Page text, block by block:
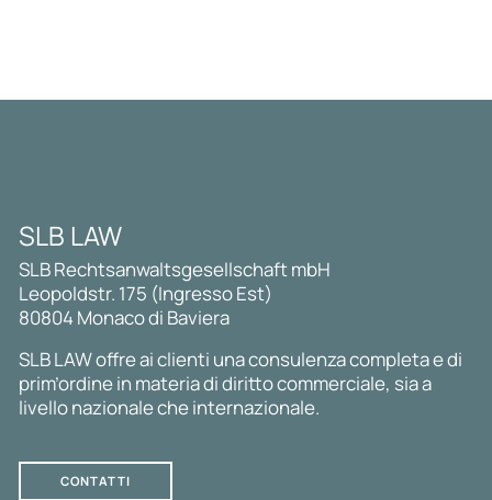
SLB LAW
SLB Rechtsanwaltsgesellschaft mbH
Leopoldstr. 175 (Ingresso Est)
80804 Monaco di Baviera
SLB LAW offre ai clienti una consulenza completa e di
prim’ordine in materia di diritto commerciale, sia a
livello nazionale che internazionale.
CONTATTI